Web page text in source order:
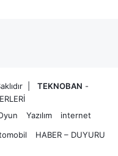
| TEKNOBAN -
Yazılım
internet
HABER – DUYURU